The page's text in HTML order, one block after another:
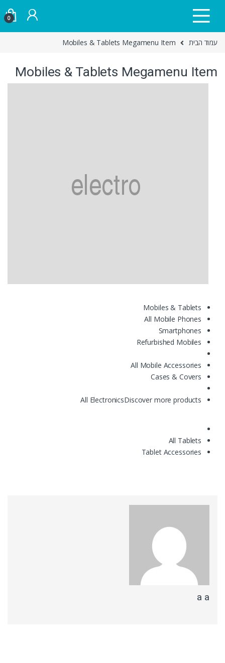
0
עמוד הבית Mobiles & Tablets Megamenu Item
Mobiles & Tablets Megamenu Item
Mobiles & Tablets
All Mobile Phones
Smartphones
Refurbished Mobiles
All Mobile Accessories
Cases & Covers
All ElectronicsDiscover more products
All Tablets
Tablet Accessories
a a